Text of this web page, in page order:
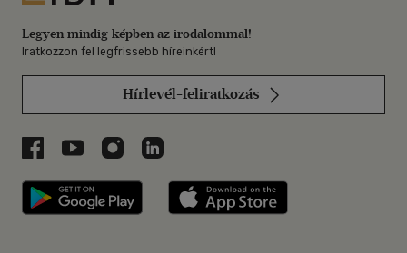
Legyen mindig képben az irodalommal!
Iratkozzon fel legfrissebb híreinkért!
Hírlevél-feliratkozás
Libri a Facebookon
Libri a Youtube-on
Libri az Instagramon
Libri a LinkedInen
Libri applikáció Szerezd meg: Google